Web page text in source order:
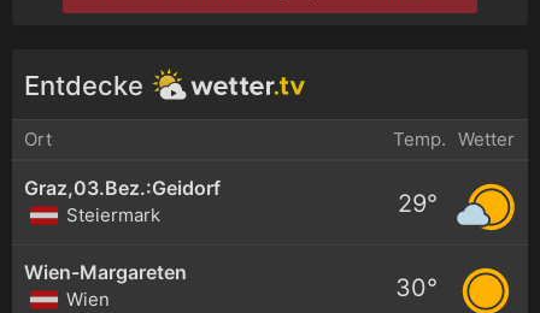
Entdecke
Ort Temp. Wetter
Graz,03.Bez.:Geidorf
Steiermark 29°
Wien-Margareten
Wien 30°